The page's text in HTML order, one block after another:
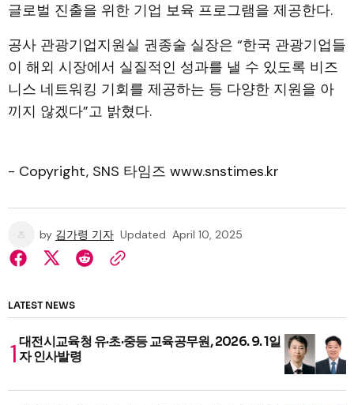
글로벌 진출을 위한 기업 보육 프로그램을 제공한다.
공사 관광기업지원실 권종술 실장은 “한국 관광기업들
이 해외 시장에서 실질적인 성과를 낼 수 있도록 비즈
니스 네트워킹 기회를 제공하는 등 다양한 지원을 아
끼지 않겠다”고 밝혔다.
- Copyright, SNS 타임즈 www.snstimes.kr
by 김가령 기자 Updated April 10, 2025
LATEST NEWS
대전시교육청 유·초·중등 교육공무원, 2026. 9. 1일
자 인사발령